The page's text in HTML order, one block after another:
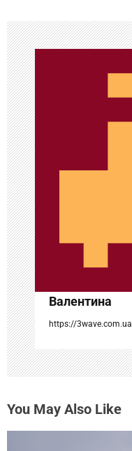
а
ц
и
я
п
о
з
а
п
и
с
я
м
Валентина
https://3wave.com.ua
You May Also Like